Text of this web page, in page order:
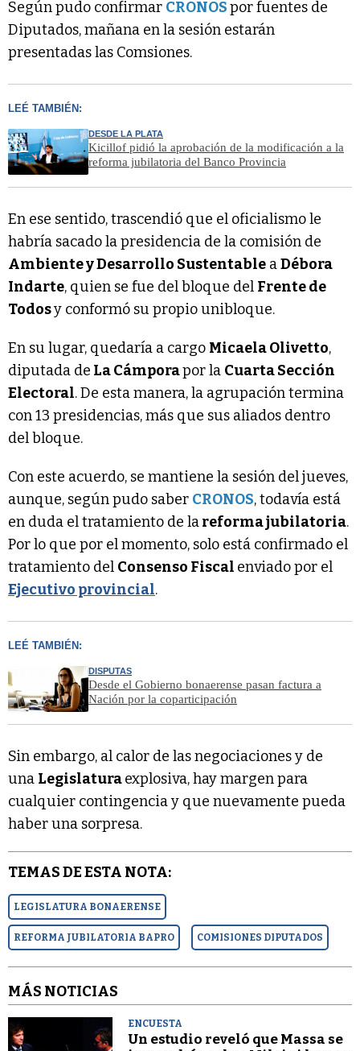
Según pudo confirmar CRONOSpor fuentes de
Diputados, mañana en la sesión estarán
presentadas las Comsiones.
LEÉ TAMBIÉN:
DESDE LA PLATA
Kicillof pidió la aprobación de la modificación a la
reforma jubilatoria del Banco Provincia
En ese sentido, trascendió que el oficialismo le
habría sacado la presidencia de la comisión de
Ambiente y Desarrollo Sustentable aDébora
Indarte, quien se fue del bloque del Frente de
Todosy conformó su propio unibloque.
En su lugar, quedaría a cargo Micaela Olivetto,
diputada de La Cámporapor la Cuarta Sección
Electoral. De esta manera, la agrupación termina
con 13 presidencias, más que sus aliados dentro
del bloque.
Con este acuerdo, se mantiene la sesión del jueves,
aunque, según pudo saber CRONOS, todavía está
en duda el tratamiento de lareforma jubilatoria.
Por lo que por el momento, solo está confirmado el
tratamiento del Consenso Fiscal enviado por el
Ejecutivo provincial.
LEÉ TAMBIÉN:
DISPUTAS
Desde el Gobierno bonaerense pasan factura a
Nación por la coparticipación
Sin embargo, al calor de las negociaciones y de
una Legislaturaexplosiva, hay margen para
cualquier contingencia y que nuevamente pueda
haber una sorpresa.
TEMAS DE ESTA NOTA:
LEGISLATURA BONAERENSE
REFORMA JUBILATORIA BAPRO COMISIONES DIPUTADOS
MÁS NOTICIAS
ENCUESTA
Un estudio reveló que Massa se